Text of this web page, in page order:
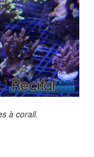
à corail.